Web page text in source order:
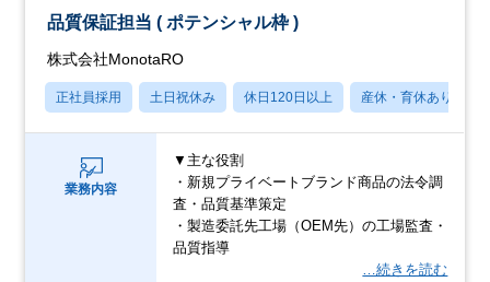
品質保証担当 ( ポテンシャル枠 )
株式会社MonotaRO
正社員採用 土日祝休み 休日120日以上 産休・育休あり
業務内容
▼主な役割
・新規プライベートブランド商品の法令調
査・品質基準策定
・製造委託先工場（OEM先）の工場監査・
品質指導
…続きを読む